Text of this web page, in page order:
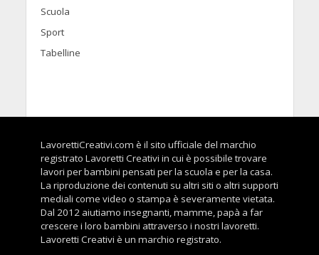
Scuola
Sport
Tabelline
LavorettiCreativi.com è il sito ufficiale del marchio
registrato Lavoretti Creativi in cui è possibile trovare
lavori per bambini pensati per la scuola e per la casa.
La riproduzione dei contenuti su altri siti o altri supporti
mediali come video o stampa è severamente vietata.
Dal 2012 aiutiamo insegnanti, mamme, papà a far
crescere i loro bambini attraverso i nostri lavoretti.
Lavoretti Creativi è un marchio registrato.